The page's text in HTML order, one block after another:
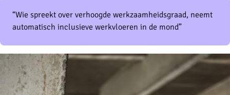
“Wie spreekt over verhoogde werkzaamheidsgraad, neemt
automatisch inclusieve werkvloeren in de mond”